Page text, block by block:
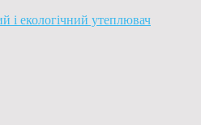
і екологічний утеплювач